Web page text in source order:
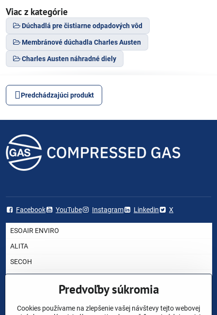
Viac z kategórie
Dúchadlá pre čistiarne odpadových vôd
Membránové dúchadla Charles Austen
Charles Austen náhradné diely
Predchádzajúci produkt
Facebook YouTube Instagram Linkedin X
ESOAIR ENVIRO
ALITA
SECOH
YASUNAGA RIETSCHLE THOMAS
Predvoľby súkromia
Cookies používame na zlepšenie vašej návštevy tejto webovej